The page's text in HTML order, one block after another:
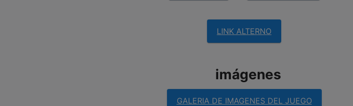
LINK ALTERNO
imágenes
GALERIA DE IMAGENES DEL JUEGO